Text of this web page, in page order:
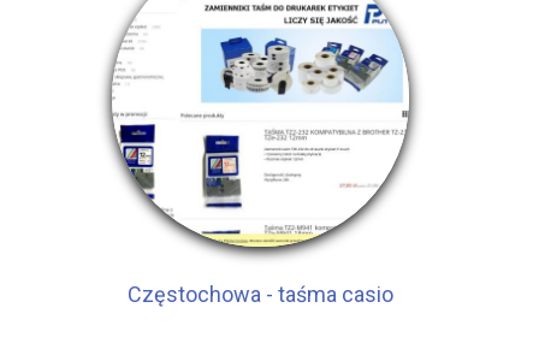
Częstochowa - taśma casio